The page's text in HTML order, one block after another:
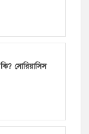
সোরিয়াসিস